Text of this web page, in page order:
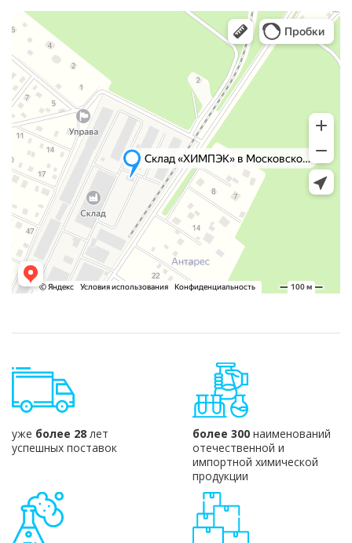
уже более 28 лет
успешных поставок
более 300наименований
отечественной и
импортной химической
продукции